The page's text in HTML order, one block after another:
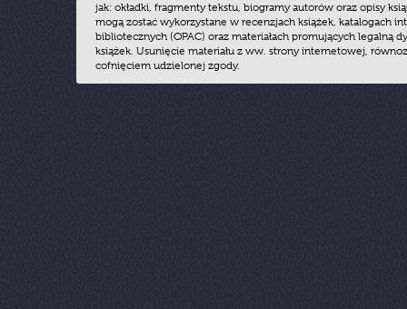
jak: okładki, fragmenty tekstu, biogramy autorów oraz opisy
mogą zostać wykorzystane w recenzjach książek, katalogach
bibliotecznych (OPAC) oraz materiałach promujących legalną
książek. Usunięcie materiału z ww. strony internetowej,
cofnięciem udzielonej zgody.